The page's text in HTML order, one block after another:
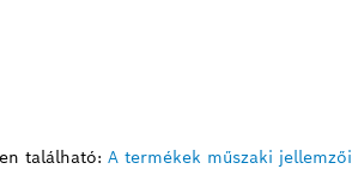
található: A termékek műszaki jellemzői